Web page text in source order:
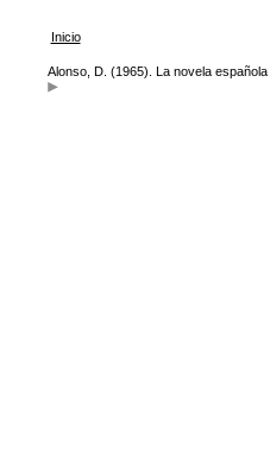
Inicio
Alonso, D. (1965). La novela